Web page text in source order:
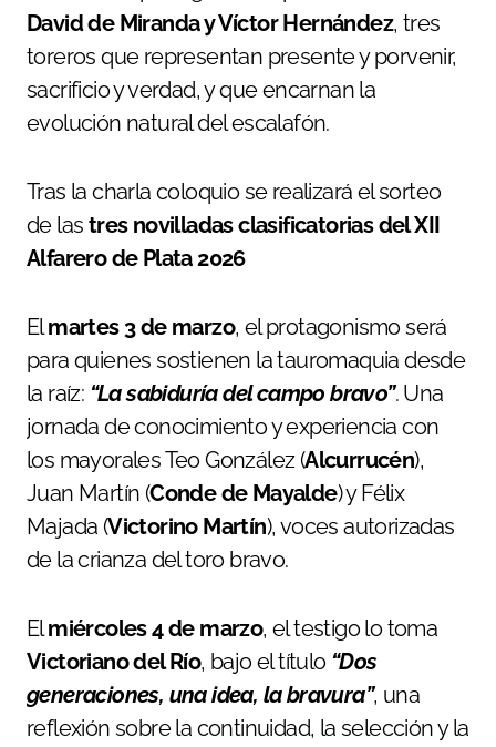
David de Miranda y Víctor Hernández, tres
toreros que representan presente y porvenir,
sacrificio y verdad, y que encarnan la
evolución natural del escalafón.
Tras la charla coloquio se realizará el sorteo
de las tres novilladas clasificatorias del XII
Alfarero de Plata 2026
Elmartes 3 de marzo, el protagonismo será
para quienes sostienen la tauromaquia desde
la raíz: “La sabiduría del campo bravo”. Una
jornada de conocimiento y experiencia con
los mayorales Teo González (Alcurrucén),
Juan Martín (Conde de Mayalde) y Félix
Majada (Victorino Martín), voces autorizadas
de la crianza del toro bravo.
Elmiércoles 4 de marzo, el testigo lo toma
Victoriano del Río, bajo el título“Dos
generaciones, una idea, la bravura”, una
reflexión sobre la continuidad, la selección y la